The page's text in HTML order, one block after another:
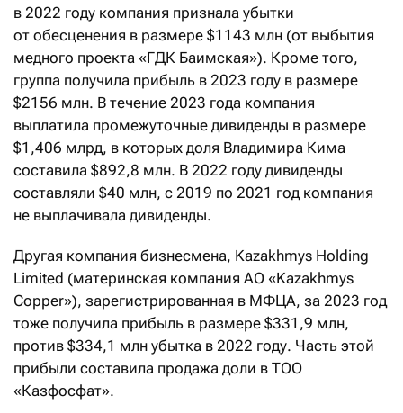
в 2022 году компания признала убытки
от обесценения в размере $1143 млн (от выбытия
медного проекта «ГДК Баимская»). Кроме того,
группа получила прибыль в 2023 году в размере
$2156 млн. В течение 2023 года компания
выплатила промежуточные дивиденды в размере
$1,406 млрд, в которых доля Владимира Кима
составила $892,8 млн. В 2022 году дивиденды
составляли $40 млн, с 2019 по 2021 год компания
не выплачивала дивиденды.
Другая компания бизнесмена, Kazakhmys Holding
Limited (материнская компания АО «Kazakhmys
Copper»), зарегистрированная в МФЦА, за 2023 год
тоже получила прибыль в размере $331,9 млн,
против $334,1 млн убытка в 2022 году. Часть этой
прибыли составила продажа доли в ТОО
«Казфосфат».